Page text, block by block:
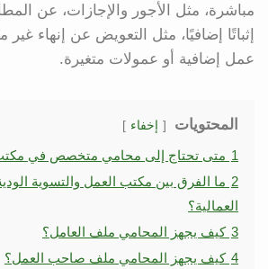
مباشرة، مثل الأجور والإجازات، عن
إثباتًا إضافيًا، مثل التعويض عن إنهاء
عمل إضافية أو عمولات متغيرة.
المحتويات إخفاء
1 متى تحتاج إلى محامي متخصص في
2 ما الفرق بين مكتب العمل والتسوية
العمالية؟
3 كيف يجهز المحامي ملف العامل؟
4 كيف يجهز المحامي ملف صاحب العمل؟